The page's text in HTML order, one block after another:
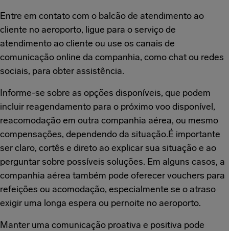
Entre em contato com o balcão de atendimento ao
cliente no aeroporto, ligue para o serviço de
atendimento ao cliente ou use os canais de
comunicação online da companhia, como chat ou redes
sociais, para obter assistência.
Informe-se sobre as opções disponíveis, que podem
incluir reagendamento para o próximo voo disponível,
reacomodação em outra companhia aérea, ou mesmo
compensações, dependendo da situação.É importante
ser claro, cortês e direto ao explicar sua situação e ao
perguntar sobre possíveis soluções. Em alguns casos, a
companhia aérea também pode oferecer vouchers para
refeições ou acomodação, especialmente se o atraso
exigir uma longa espera ou pernoite no aeroporto.
Manter uma comunicação proativa e positiva pode